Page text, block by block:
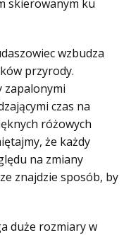
skierowanym ku
wzbudza
przyrody.
zapalonymi
czas na
różowych
że każdy
na zmiany
znajdzie sposób, by
duże rozmiary w